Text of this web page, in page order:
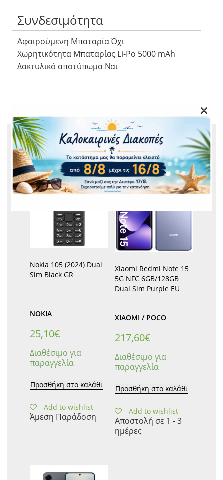
Συνδεσιμότητα
Αφαιρούμενη Μπαταρία Όχι
Χωρητικότητα Μπαταρίας Li-Po 5000 mAh
Δακτυλικό αποτύπωμα Ναι
ΣΧΕΤΙΚΆ ΠΡΟΪΌΝΤΑ
Nokia 105 (2024) Dual
Sim Black GR
NOKIA
25,10€
Διαθέσιμο για
παραγγελία
Προσθήκη στο καλάθι
Add to wishlist
Άμεση Παράδοση
Xiaomi Redmi Note 15
5G NFC 6GB/128GB
Dual Sim Purple EU
XIAOMI / POCO
217,60€
Διαθέσιμο για
παραγγελία
Προσθήκη στο καλάθι
Add to wishlist
Αποστολή σε 1 - 3
ημέρες
×